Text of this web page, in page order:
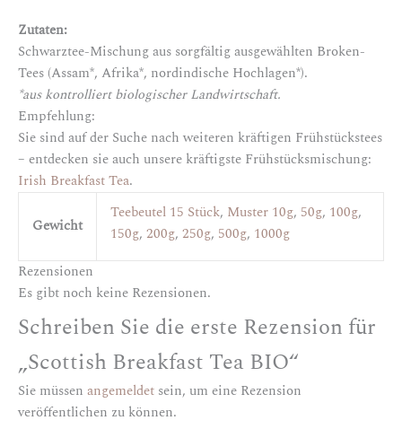
Zutaten:
Schwarztee-Mischung aus sorgfältig ausgewählten Broken-
Tees (Assam*, Afrika*, nordindische Hochlagen*).
*aus kontrolliert biologischer Landwirtschaft.
Empfehlung:
Sie sind auf der Suche nach weiteren kräftigen Frühstückstees
– entdecken sie auch unsere kräftigste Frühstücksmischung:
Irish Breakfast Tea.
Gewicht
Teebeutel 15 Stück, Muster 10g, 50g, 100g,
150g, 200g, 250g, 500g, 1000g
Rezensionen
Es gibt noch keine Rezensionen.
Schreiben Sie die erste Rezension für
„Scottish Breakfast Tea BIO“
Sie müssen angemeldet sein, um eine Rezension
veröffentlichen zu können.